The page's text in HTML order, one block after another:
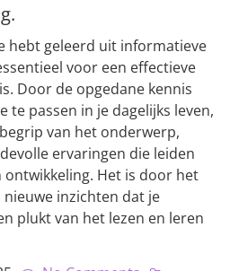
hebt geleerd uit informatieve
voor een effectieve
Door de opgedane kennis
te passen in je dagelijks leven,
van het onderwerp,
ervaringen die leiden
Het is door het
inzichten dat je
plukt van het lezen en leren